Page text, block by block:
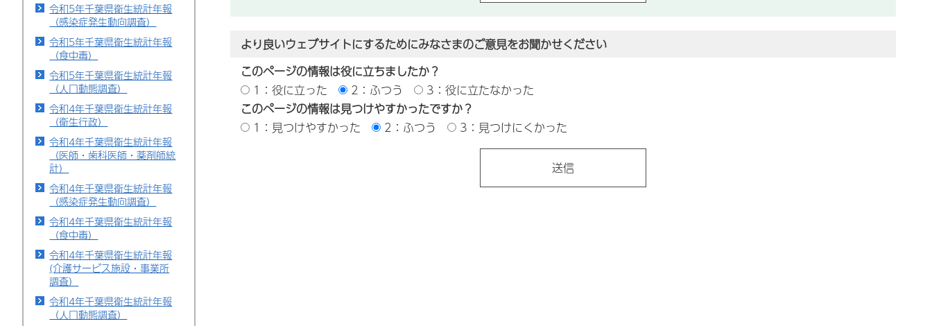
令和5年千葉県衛生統計年報
（感染症発生動向調査）
令和5年千葉県衛生統計年報
（食中毒）
令和5年千葉県衛生統計年報
（人口動態調査）
令和4年千葉県衛生統計年報
（衛生行政）
令和4年千葉県衛生統計年報
（医師・歯科医師・薬剤師統
計）
令和4年千葉県衛生統計年報
（感染症発生動向調査）
令和4年千葉県衛生統計年報
（食中毒）
令和4年千葉県衛生統計年報
(介護サービス施設・事業所
調査）
令和4年千葉県衛生統計年報
（人口動態調査）
より良いウェブサイトにするためにみなさまのご意見をお聞かせください
このページの情報は役に立ちましたか？
1：役に立った
2：ふつう
3：役に立たなかった
このページの情報は見つけやすかったですか？
1：見つけやすかった
2：ふつう 3：見つけにくかった